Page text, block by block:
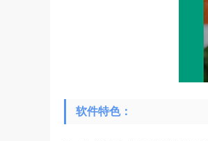
软件特色：